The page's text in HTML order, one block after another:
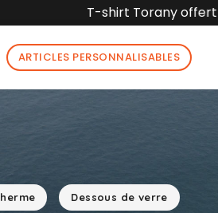
stocks disponible
ARTICLES PERSONNALISABLES
Dessous de verre